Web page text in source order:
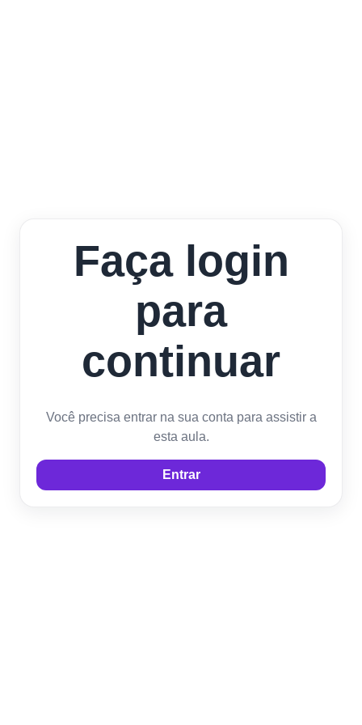
Faça login
para
continuar
Você precisa entrar na sua conta para assistir a
esta aula.
Entrar